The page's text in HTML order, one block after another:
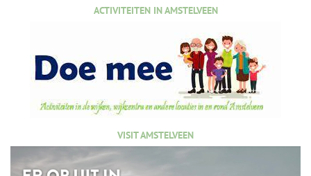
ACTIVITEITEN IN AMSTELVEEN
VISIT AMSTELVEEN